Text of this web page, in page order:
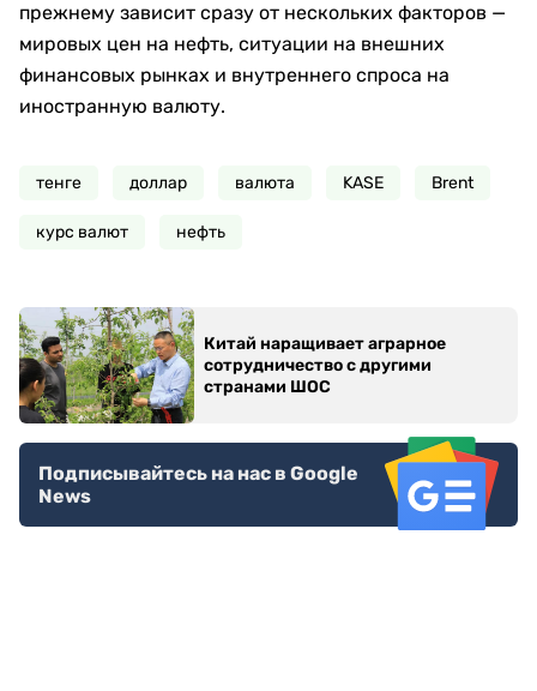
прежнему зависит сразу от нескольких факторов —
мировых цен на нефть, ситуации на внешних
финансовых рынках и внутреннего спроса на
иностранную валюту.
тенге доллар валюта KASE Brent
курс валют нефть
Китай наращивает аграрное
сотрудничество с другими
странами ШОС
Подписывайтесь на нас в Google
News